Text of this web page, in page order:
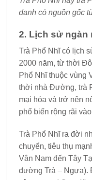
danh có nguồn gốc
2. Lịch sử ngàn
Trà Phổ Nhĩ có lịch
2000 năm, từ thời
Phổ Nhĩ thuộc vùng
thời nhà Đường, trà
mại hóa và trở nên
phổ biến rộng rãi
Trà Phổ Nhĩ ra đời
chuyển, tiêu thụ
Vân Nam đến Tây
đường Trà – Ngựa).